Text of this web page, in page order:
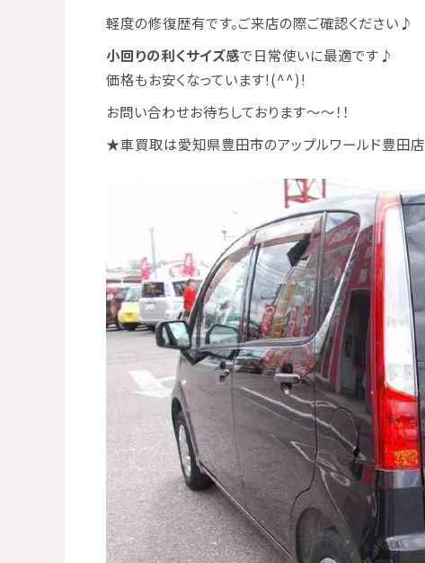
軽度の修復歴有です。ご来店の際ご確認ください♪
小回りの利くサイズ感で日常使いに最適です♪
価格もお安くなっています!(^^)!
お問い合わせお待ちしております～～！！
★車買取は愛知県豊田市のアップルワールド豊田店